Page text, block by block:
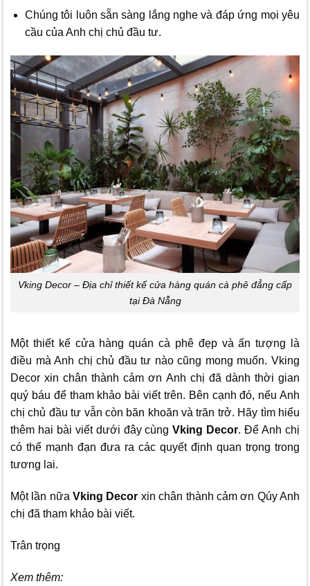
Chúng tôi luôn sẵn sàng lắng nghe và đáp ứng mọi yêu
cầu của Anh chị chủ đầu tư.
Vking Decor – Địa chỉ thiết kế cửa hàng quán cà phê đẳng cấp
tại Đà Nẵng
Một thiết kế cửa hàng quán cà phê đẹp và ấn tượng là
điều mà Anh chị chủ đầu tư nào cũng mong muốn. Vking
Decor xin chân thành cảm ơn Anh chị đã dành thời gian
quý báu để tham khảo bài viết trên. Bên cạnh đó, nếu Anh
chị chủ đầu tư vẫn còn băn khoăn và trăn trở. Hãy tìm hiểu
thêm hai bài viết dưới đây cùngVking Decor.Để Anh chị
có thể mạnh đạn đưa ra các quyết định quan trọng trong
tương lai.
Một lần nữaVking Decor xin chân thành cảm ơn Qúy Anh
chị đã tham khảo bài viết.
Trân trọng
Xem thêm: